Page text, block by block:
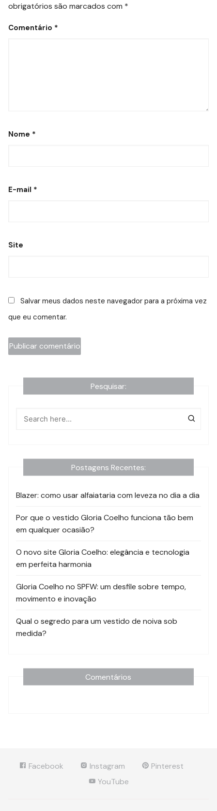
obrigatórios são marcados com *
Comentário *
Nome *
E-mail *
Site
Salvar meus dados neste navegador para a próxima vez
que eu comentar.
Pesquisar:
Postagens Recentes:
Blazer: como usar alfaiataria com leveza no dia a dia
Por que o vestido Gloria Coelho funciona tão bem
em qualquer ocasião?
O novo site Gloria Coelho: elegância e tecnologia
em perfeita harmonia
Gloria Coelho no SPFW: um desfile sobre tempo,
movimento e inovação
Qual o segredo para um vestido de noiva sob
medida?
Comentários
Facebook Instagram
Pinterest
YouTube